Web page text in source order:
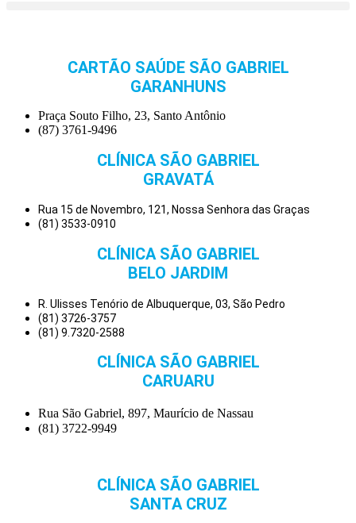
CARTÃO SAÚDE SÃO GABRIEL
GARANHUNS
Praça Souto Filho, 23, Santo Antônio
(87) 3761-9496
CLÍNICA SÃO GABRIEL
GRAVATÁ
Rua 15 de Novembro, 121, Nossa Senhora das Graças
(81) 3533-0910
CLÍNICA SÃO GABRIEL
BELO JARDIM
R. Ulisses Tenório de Albuquerque, 03, São Pedro
(81) 3726-3757
(81) 9.7320-2588
CLÍNICA SÃO GABRIEL
CARUARU
Rua São Gabriel, 897, Maurício de Nassau
(81) 3722-9949
CLÍNICA SÃO GABRIEL
SANTA CRUZ